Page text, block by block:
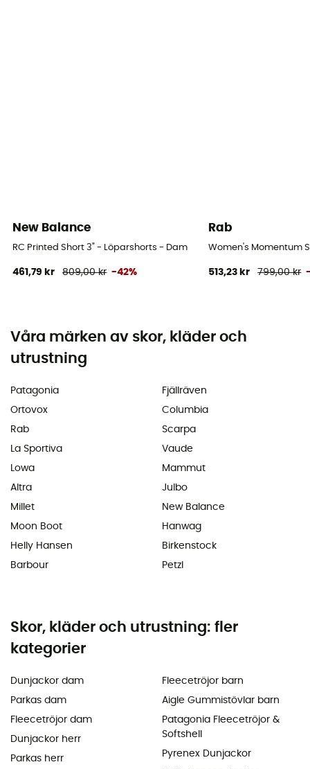
New Balance
RC Printed Short 3" - Löparshorts - Dam
461,79 kr 809,00 kr -42%
Rab
Women's Momentum
513,23 kr 799,00 kr
Våra märken av skor, kläder och
utrustning
Patagonia
Ortovox
Rab
La Sportiva
Lowa
Altra
Millet
Moon Boot
Helly Hansen
Barbour
Fjällräven
Columbia
Scarpa
Vaude
Mammut
Julbo
New Balance
Hanwag
Birkenstock
Petzl
Skor, kläder och utrustning: fler
kategorier
Dunjackor dam
Parkas dam
Fleecetröjor dam
Dunjackor herr
Parkas herr
Fleecetröjor barn
Aigle Gummistövlar barn
Patagonia Fleecetröjor &
Softshell
Pyrenex Dunjackor